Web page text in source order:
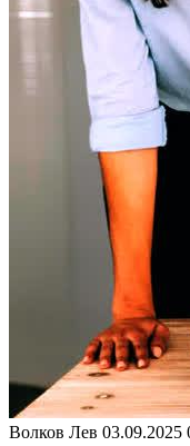
Волков Лев 03.09.2025